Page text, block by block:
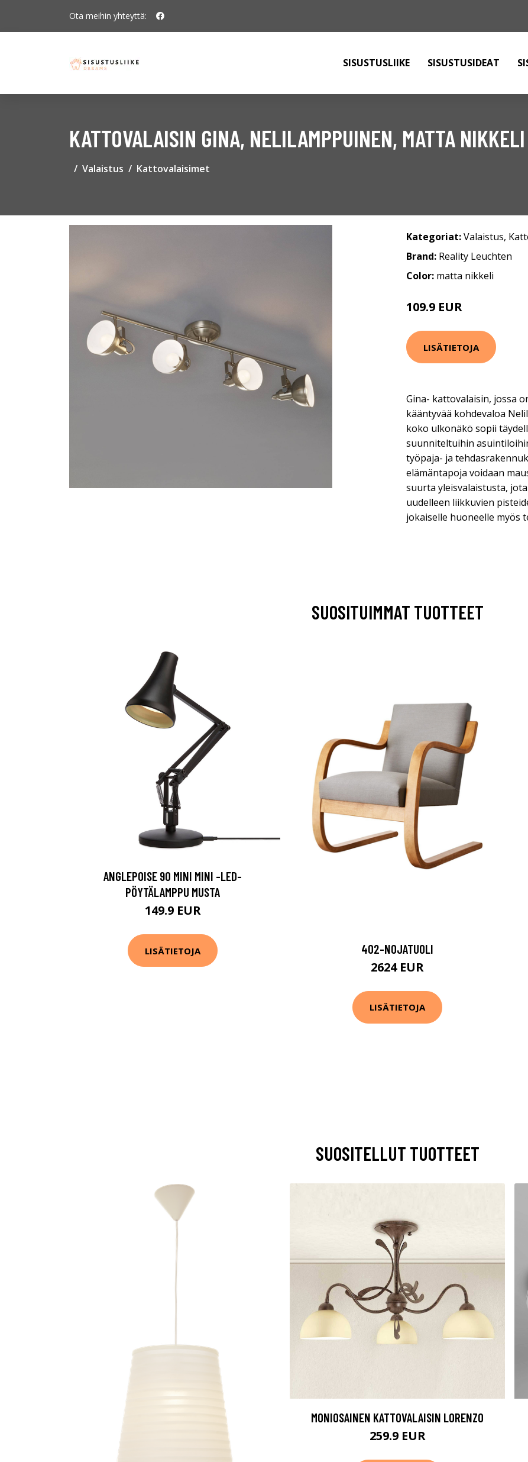
Ota meihin yhteyttä:
SISUSTUSLIIKE SISUSTUSIDEAT
KATTOVALAISIN GINA, NELILAMPPUINEN, MATTA NIKKELI
Valaistus Kattovalaisimet
Kategoriat:Valaistus,
Brand: Reality Leuchten
Color: matta nikkeli
109.9 EUR
LISÄTIETOJA
Gina- kattovalaisin, jossa
kääntyvää kohdevaloa
koko ulkonäkö sopii
suunniteltuihin
työpaja- ja
elämäntapoja voidaan
suurta yleisvalaistusta,
uudelleen liikkuvien
jokaiselle huoneelle myös
SUOSITUIMMAT TUOTTEET
ANGLEPOISE 90 MINI MINI -LED-
PÖYTÄLAMPPU MUSTA
149.9 EUR
LISÄTIETOJA 402-NOJATUOLI
2624 EUR
LISÄTIETOJA
SUOSITELLUT TUOTTEET
MONIOSAINEN KATTOVALAISIN LORENZO
259.9 EUR